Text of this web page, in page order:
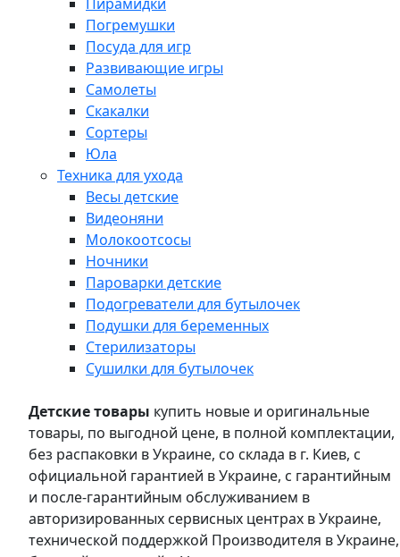
Погремушки
Посуда для игр
Развивающие игры
Самолеты
Скакалки
Сортеры
Юла
Техника для ухода
Весы детские
Видеоняни
Молокоотсосы
Ночники
Пароварки детские
Подогреватели для бутылочек
Подушки для беременных
Стерилизаторы
Сушилки для бутылочек
Детские товары купить новые и оригинальные
товары, по выгодной цене, в полной комплектации,
без распаковки в Украине, со склада в г. Киев, с
официальной гарантией в Украине, с гарантийным
и после-гарантийным обслуживанием в
авторизированных сервисных центрах в Украине,
технической поддержкой Производителя в Украине,